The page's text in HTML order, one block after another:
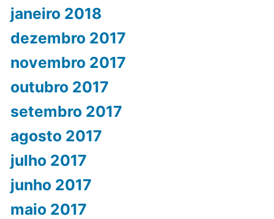
janeiro 2018
dezembro 2017
novembro 2017
outubro 2017
setembro 2017
agosto 2017
julho 2017
junho 2017
maio 2017